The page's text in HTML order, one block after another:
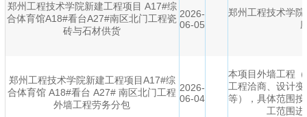
郑州工程技术学院新建工程项目 A17#综
合体育馆A18#看台A27#南区北门工程瓷
砖与石材供货
2026-
06-05
郑州工程技术学
郑州工程技术学院新建工程项目A17#综
合体育馆 A18#看台 A27# 南区北门工程
外墙工程劳务分包
2026-
06-04
本项目外墙工程
工程洽商、设计
等），具体范围
工范围